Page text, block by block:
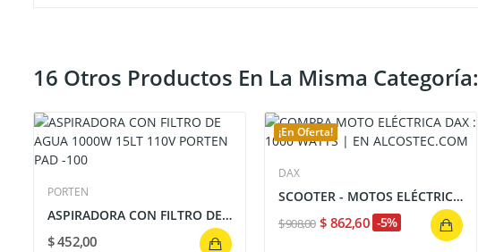
16 Otros Productos En La Misma Categoría:
PORTEN
ASPIRADORA CON FILTRO DE AGUA 1000W 15LT 110V...
$ 452,00
¡En Oferta!
DAX
SCOOTER - MOTOS ELÉCTRICA DAX : 1000 WATTS,...
$ 908,00 $ 862,60 -5%